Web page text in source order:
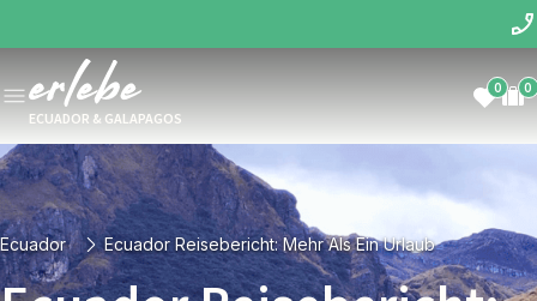
ECUADOR & GALAPAGOS
0 0
Ecuador Ecuador Reisebericht: Mehr Als Ein Urlaub